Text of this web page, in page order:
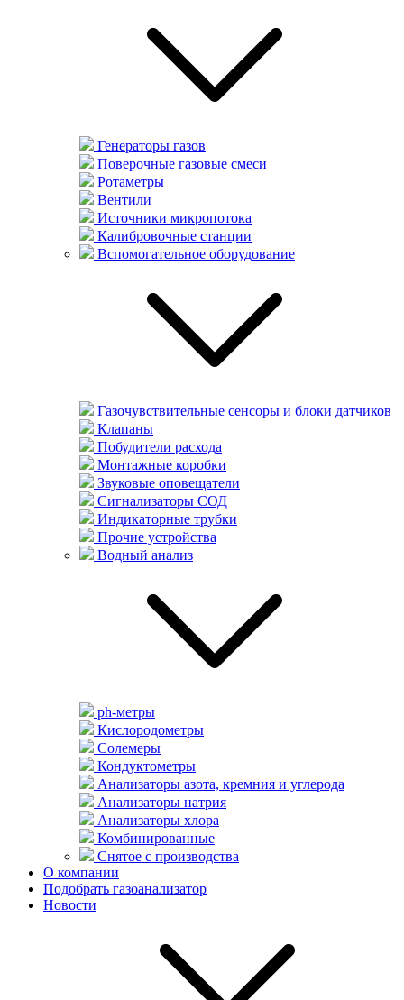
Генераторы газов
Поверочные газовые смеси
Ротаметры
Вентили
Источники микропотока
Калибровочные станции
Вспомогательное оборудование
Газочувствительные сенсоры и блоки датчиков
Клапаны
Побудители расхода
Монтажные коробки
Звуковые оповещатели
Сигнализаторы СОД
Индикаторные трубки
Прочие устройства
Водный анализ
ph-метры
Кислородометры
Солемеры
Кондуктометры
Анализаторы азота, кремния и углерода
Анализаторы натрия
Анализаторы хлора
Комбинированные
Снятое с производства
О компании
Подобрать газоанализатор
Новости